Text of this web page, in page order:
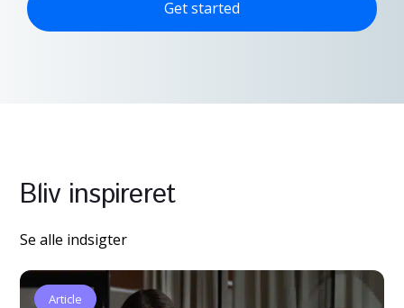
Get started
Bliv inspireret
Se alle indsigter
Article